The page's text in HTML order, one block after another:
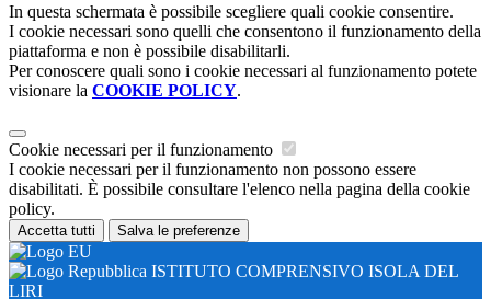
In questa schermata è possibile scegliere quali cookie consentire.
I cookie necessari sono quelli che consentono il funzionamento della
piattaforma e non è possibile disabilitarli.
Per conoscere quali sono i cookie necessari al funzionamento potete
visionare la COOKIE POLICY.
Cookie necessari per il funzionamento
I cookie necessari per il funzionamento non possono essere
disabilitati. È possibile consultare l'elenco nella pagina della cookie
policy.
Accetta tutti Salva le preferenze
ISTITUTO COMPRENSIVO ISOLA DEL
LIRI